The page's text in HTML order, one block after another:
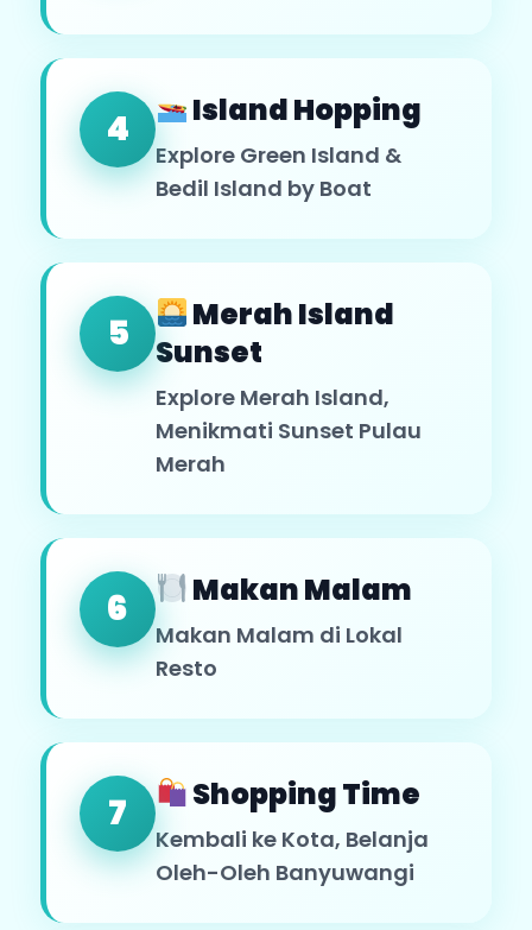
4 Island Hopping
Explore Green Island &
Bedil Island by Boat
5
Merah Island
Sunset
Explore Merah Island,
Menikmati Sunset Pulau
Merah
6 Makan Malam
Makan Malam di Lokal
Resto
7 Shopping Time
Kembali ke Kota, Belanja
Oleh-Oleh Banyuwangi